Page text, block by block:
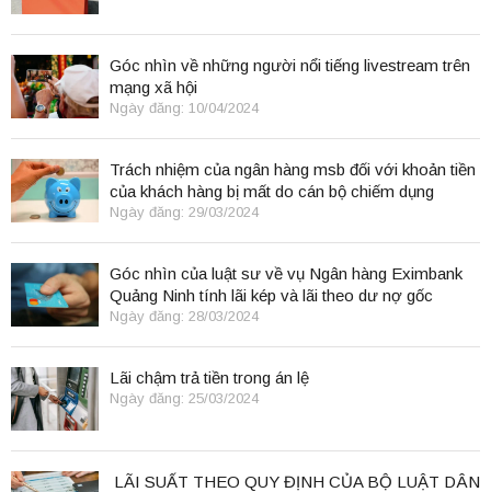
Góc nhìn về những người nổi tiếng livestream trên
mạng xã hội
Ngày đăng: 10/04/2024
Trách nhiệm của ngân hàng msb đối với khoản tiền
của khách hàng bị mất do cán bộ chiếm dụng
Ngày đăng: 29/03/2024
Góc nhìn của luật sư về vụ Ngân hàng Eximbank
Quảng Ninh tính lãi kép và lãi theo dư nợ gốc
Ngày đăng: 28/03/2024
Lãi chậm trả tiền trong án lệ
Ngày đăng: 25/03/2024
LÃI SUẤT THEO QUY ĐỊNH CỦA BỘ LUẬT DÂN